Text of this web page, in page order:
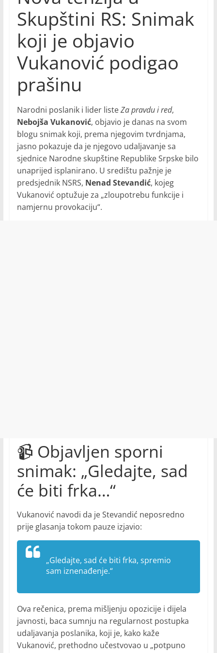
Skupštini RS: Snimak
koji je objavio
Vukanović podigao
prašinu
Narodni poslanik i lider listeZa pravdu i red,
Nebojša Vukanović, objavio je danas na svom
blogu snimak koji, prema njegovim tvrdnjama,
jasno pokazuje da je njegovo udaljavanje sa
sjednice Narodne skupštine Republike Srpske bilo
unaprijed isplanirano. U središtu pažnje je
predsjednik NSRS, Nenad Stevandić, kojeg
Vukanović optužuje za „zloupotrebu funkcije i
namjernu provokaciju“.
📹 Objavljen sporni
snimak: „Gledajte, sad
će biti frka…“
Vukanović navodi da je Stevandić neposredno
prije glasanja tokom pauze izjavio:
„Gledajte, sad će biti frka, spremio
sam iznenađenje.“
Ova rečenica, prema mišljenju opozicije i dijela
javnosti, baca sumnju na regularnost postupka
udaljavanja poslanika, koji je, kako kaže
Vukanović, prethodno učestvovao u „potpuno